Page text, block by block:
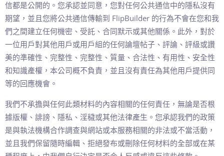
信都是公開的。您承認並同意，您對任何公共通信中的隱私沒有
期望，並且您將公共通信傳輸到 FlipBuilder 的行為不會在您和我
們之間建立任何機密、受託、合同默示或其他關係。此外，對於
一位用戶對其他用戶或用戶組的任何論壇帖子、評論、評級或讚
美的準確性、完整性、完整性、質量、合法性、有用性、安全性
和知識產權，本公司概不負責，並且沒有責任為其他用戶提供同
等的回應機會。
我們不承擔與任何此類材料的內容相關的任何責任，無論是否根
據版權、誹謗、隱私、淫穢或其他法律產生。您承認我們的政策
是與執法機構合作調查與網站或本服務相關的非法或不當活動，
並且我們保留隨時編輯、拒絕發布或刪除任何材料的全部或在某